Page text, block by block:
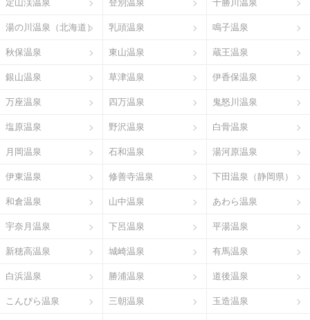
定山渓温泉 登別温泉 十勝川温泉
湯の川温泉（北海道） 乳頭温泉 鳴子温泉
秋保温泉 東山温泉 蔵王温泉
銀山温泉 草津温泉 伊香保温泉
万座温泉 四万温泉 鬼怒川温泉
塩原温泉 野沢温泉 白骨温泉
月岡温泉 石和温泉 湯河原温泉
伊東温泉 修善寺温泉 下田温泉（静岡県）
和倉温泉 山中温泉 あわら温泉
宇奈月温泉 下呂温泉 平湯温泉
新穂高温泉 城崎温泉 有馬温泉
白浜温泉 勝浦温泉 道後温泉
こんぴら温泉 三朝温泉 玉造温泉